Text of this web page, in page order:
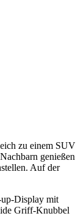
zu einem SUV
genießen
Auf der
up-Display mit
Griff-Knubbel